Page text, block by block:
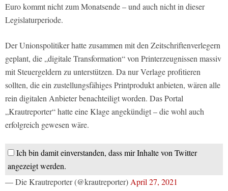
Euro kommt nicht zum Monatsende – und auch nicht in dieser
Legislaturperiode.
Der Unionspolitiker hatte zusammen mit den Zeitschriftenverlegern
geplant, die „digitale Transformation“ von Printerzeugnissen massiv
mit Steuergeldern zu unterstützen. Da nur Verlage profitieren
sollten, die ein zustellungsfähiges Printprodukt anbieten, wären alle
rein digitalen Anbieter benachteiligt worden. Das Portal
„Krautreporter“ hatte eine Klage angekündigt – die wohl auch
erfolgreich gewesen wäre.
Ich bin damit einverstanden, dass mir Inhalte von Twitter
angezeigt werden.
— Die Krautreporter (@krautreporter) April 27, 2021